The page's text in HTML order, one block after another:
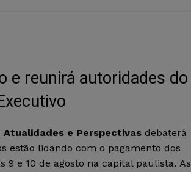
e reunirá autoridades do
Atualidades e Perspectivas debaterá
estão lidando com o pagamento dos
9 e 10 de agosto na capital paulista. As